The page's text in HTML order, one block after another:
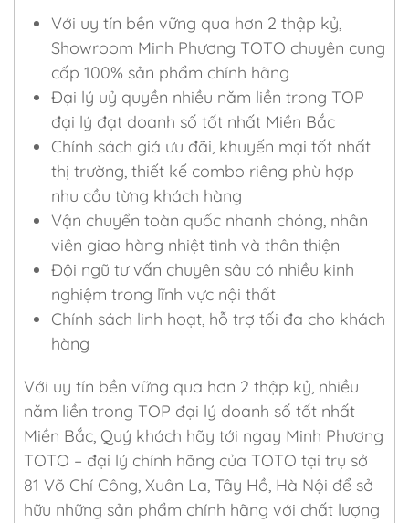
Với uy tín bền vững qua hơn 2 thập kỷ,
Showroom Minh Phương TOTO chuyên cung
cấp 100% sản phẩm chính hãng
Đại lý uỷ quyền nhiều năm liền trong TOP
đại lý đạt doanh số tốt nhất Miền Bắc
Chính sách giá ưu đãi, khuyến mại tốt nhất
thị trường, thiết kế combo riêng phù hợp
nhu cầu từng khách hàng
Vận chuyển toàn quốc nhanh chóng, nhân
viên giao hàng nhiệt tình và thân thiện
Đội ngũ tư vấn chuyên sâu có nhiều kinh
nghiệm trong lĩnh vực nội thất
Chính sách linh hoạt, hỗ trợ tối đa cho khách
hàng
Với uy tín bền vững qua hơn 2 thập kỷ, nhiều
năm liền trong TOP đại lý doanh số tốt nhất
Miền Bắc, Quý khách hãy tới ngay Minh Phương
TOTO – đại lý chính hãng của TOTO tại trụ sở
81 Võ Chí Công, Xuân La, Tây Hồ, Hà Nội để sở
hữu những sản phẩm chính hãng với chất lượng